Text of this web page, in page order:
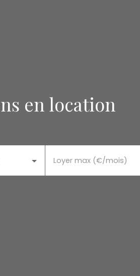
en location
Loyer max (€/mois)